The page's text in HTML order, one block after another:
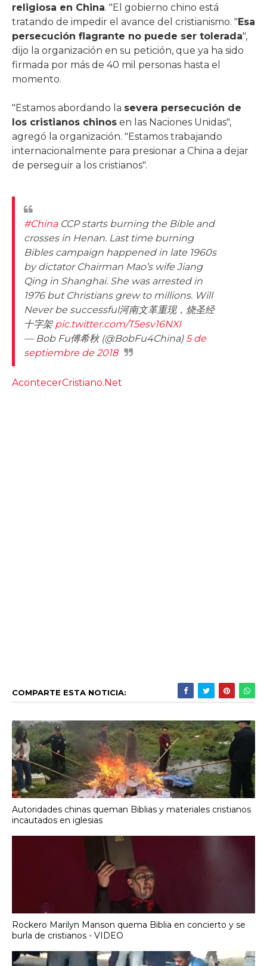
religiosa en China. "El gobierno chino está
tratando de impedir el avance del cristianismo. " Esa
persecución flagrante no puede ser tolerada",
dijo la organización en su petición, que ya ha sido
firmada por más de 40 mil personas hasta el
momento.
"Estamos abordando la severa persecución de
los cristianos chinos en las Naciones Unidas",
agregó la organización. "Estamos trabajando
internacionalmente para presionar a China a dejar
de perseguir a los cristianos".
#ChinaCCP starts burning the Bible and
crosses in Henan. Last time burning
Bibles campaign happened in late 1960s
by dictator Chairman Mao’s wife Jiang
Qing in Shanghai. She was arrested in
1976 but Christians grew to millions. Will
Never be successful河南文革重现，烧圣经
十字架 pic.twitter.com/T5esv16NXI
— Bob Fu傅希秋 (@BobFu4China)5 de
septiembre de 2018
AcontecerCristiano.Net
COMPARTE ESTA NOTICIA:
Autoridades chinas queman Biblias y materiales cristianos
incautados en iglesias
Rockero Marilyn Manson quema Biblia en concierto y se
burla de cristianos - VIDEO